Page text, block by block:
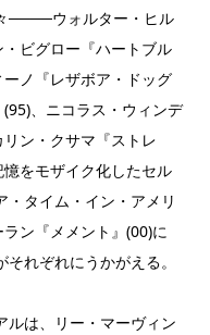
────ウォルター・ヒル
・ビグロー『ハートブル
ノ『レザボア・ドッグ
、ニコラス・ウィンデ
ン・クサマ『ストレ
をモザイク化したセル
タイム・イン・アメリ
ン『メメント』(00)に
れぞれにうかがえる。
ルは、リー・マーヴィン